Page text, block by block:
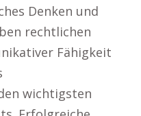
Denken und
rechtlichen
Fähigkeit
wichtigsten